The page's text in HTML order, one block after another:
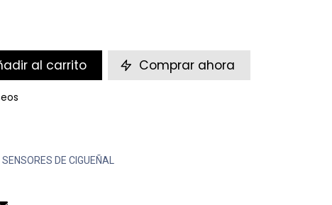
al carrito Comprar ahora
SENSORES DE CIGUEÑAL